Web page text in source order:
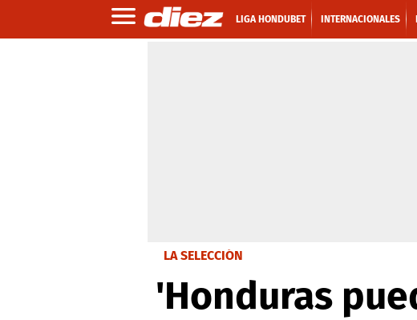
LIGA HONDUBET INTERNACIONALES
LA SELECCIÓN
'Honduras